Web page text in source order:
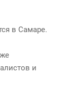
в Самаре.
и